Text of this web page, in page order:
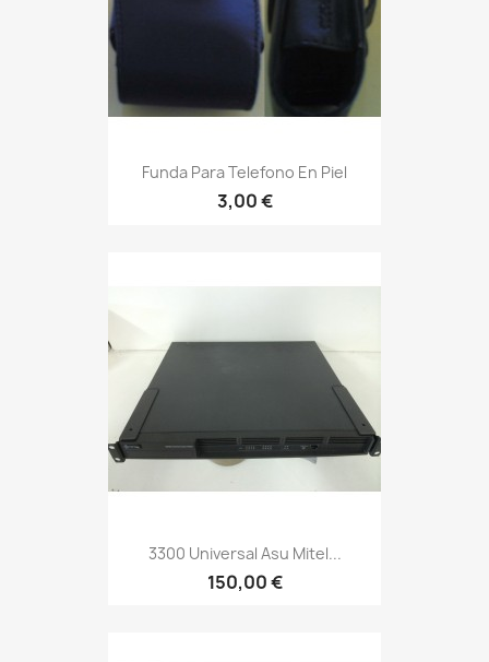
Funda Para Telefono En Piel
3,00 €
3300 Universal Asu Mitel...
150,00 €